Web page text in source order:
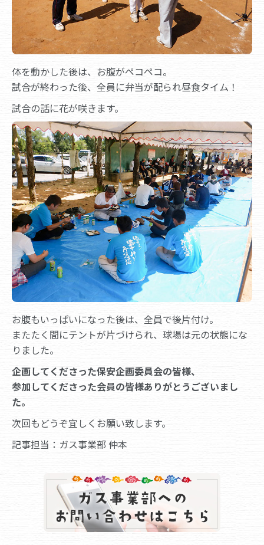
体を動かした後は、お腹がペコペコ。
試合が終わった後、全員に弁当が配られ昼食タイム！
試合の話に花が咲きます。
お腹もいっぱいになった後は、全員で後片付け。
またたく間にテントが片づけられ、球場は元の状態にな
りました。
企画してくださった保安企画委員会の皆様、
参加してくださった会員の皆様ありがとうございまし
た。
次回もどうぞ宜しくお願い致します。
記事担当：ガス事業部 仲本